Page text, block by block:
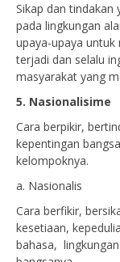
Sikap dan tindakan
pada lingkungan
upaya-upaya untuk
terjadi dan selalu
masyarakat yang
5. Nasionalisime
Cara berpikir,
kepentingan
kelompoknya.
a. Nasionalis
Cara berfikir,
kesetiaan,
bahasa,